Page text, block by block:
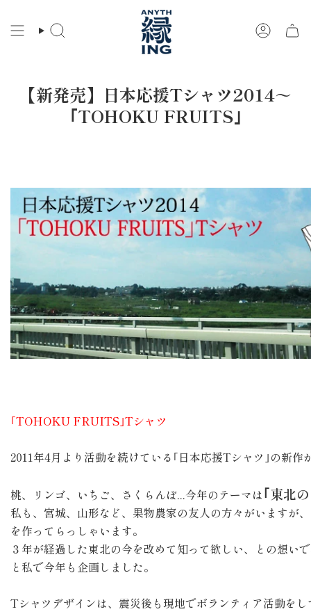
検
ア
【新発売】日本応援Tシャツ2014～
｢TOHOKU FRUITS｣
｢TOHOKU FRUITS｣Tシャツ
2011年4月より活動を続けている｢日本応援Tシャツ｣の新作
桃、リンゴ、いちご、さくらんぼ...今年のテーマは｢東北
私も、宮城、山形など、果物農家の友人の方々がいますが
を作ってらっしゃいます。
３年が経過した東北の今を改めて知って欲しい、との想い
と私で今年も企画しました。
Tシャツデザインは、震災後も現地でボランティア活動を